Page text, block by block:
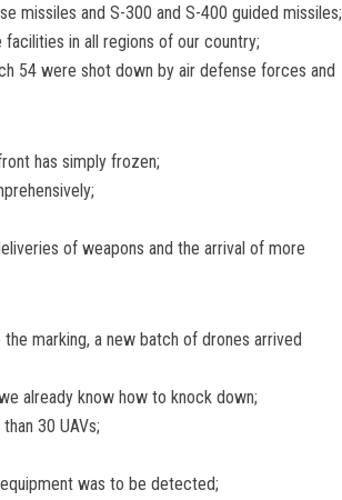
missiles and S-300 and S-400 guided missiles;
in all regions of our country;
54 were shot down by air defense forces and
has simply frozen;
of weapons and the arrival of more
marking, a new batch of drones arrived
already know how to knock down;
30 UAVs;
was to be detected;